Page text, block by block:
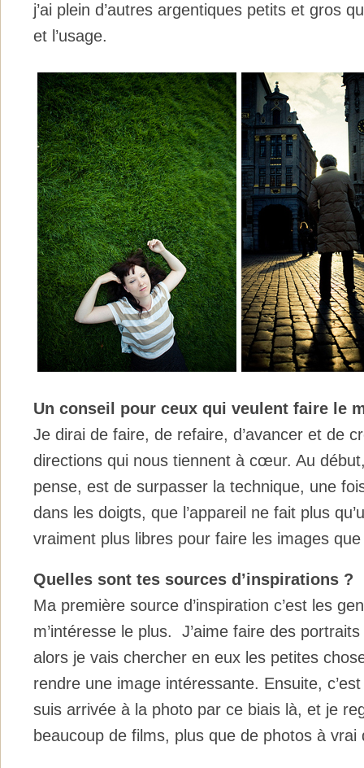
j’ai plein d’autres argentiques petits et gros
et l’usage.
Un conseil pour ceux qui veulent faire le
Je dirai de faire, de refaire, d’avancer et de
directions qui nous tiennent à cœur. Au
pense, est de surpasser la technique, une
dans les doigts, que l’appareil ne fait plus
vraiment plus libres pour faire les images que
Quelles sont tes sources d’inspirations ?
Ma première source d’inspiration c’est les
m’intéresse le plus. J’aime faire des
alors je vais chercher en eux les petites
rendre une image intéressante. Ensuite,
suis arrivée à la photo par ce biais là, et je
beaucoup de films, plus que de photos à vrai